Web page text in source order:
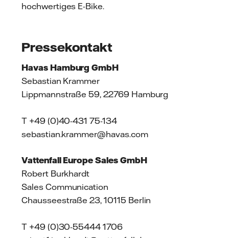
hochwertiges E-Bike.
Pressekontakt
Havas Hamburg GmbH
Sebastian Krammer
Lippmannstraße 59, 22769 Hamburg
T +49 (0)40-431 75-134
sebastian.krammer@havas.com
Vattenfall Europe Sales GmbH
Robert Burkhardt
Sales Communication
Chausseestraße 23, 10115 Berlin
T +49 (0)30-55444 1706